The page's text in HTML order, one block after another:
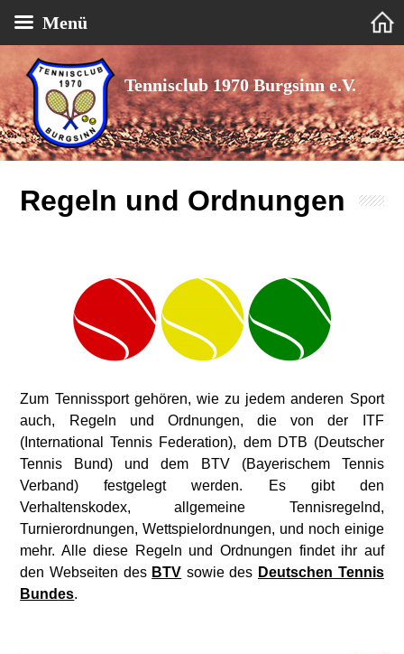
Tennisclub 1970 Burgsinn e.V.
Regeln und Ordnungen
Zum Tennissport gehören, wie zu jedem anderen Sport
auch, Regeln und Ordnungen, die von der ITF
( International Tennis Federation), dem DTB (Deutscher
Tennis Bund) und dem BTV (Bayerischem Tennis
Verband) festgelegt werden. Es gibt den
Verhaltenskodex, allgemeine Tennisregelnd,
Turnierordnungen, Wettspielordnungen, und noch einige
mehr. Alle diese Regeln und Ordnungen findet ihr auf
den Webseiten des BTV sowie des Deutschen Tennis
Bundes.
Menü